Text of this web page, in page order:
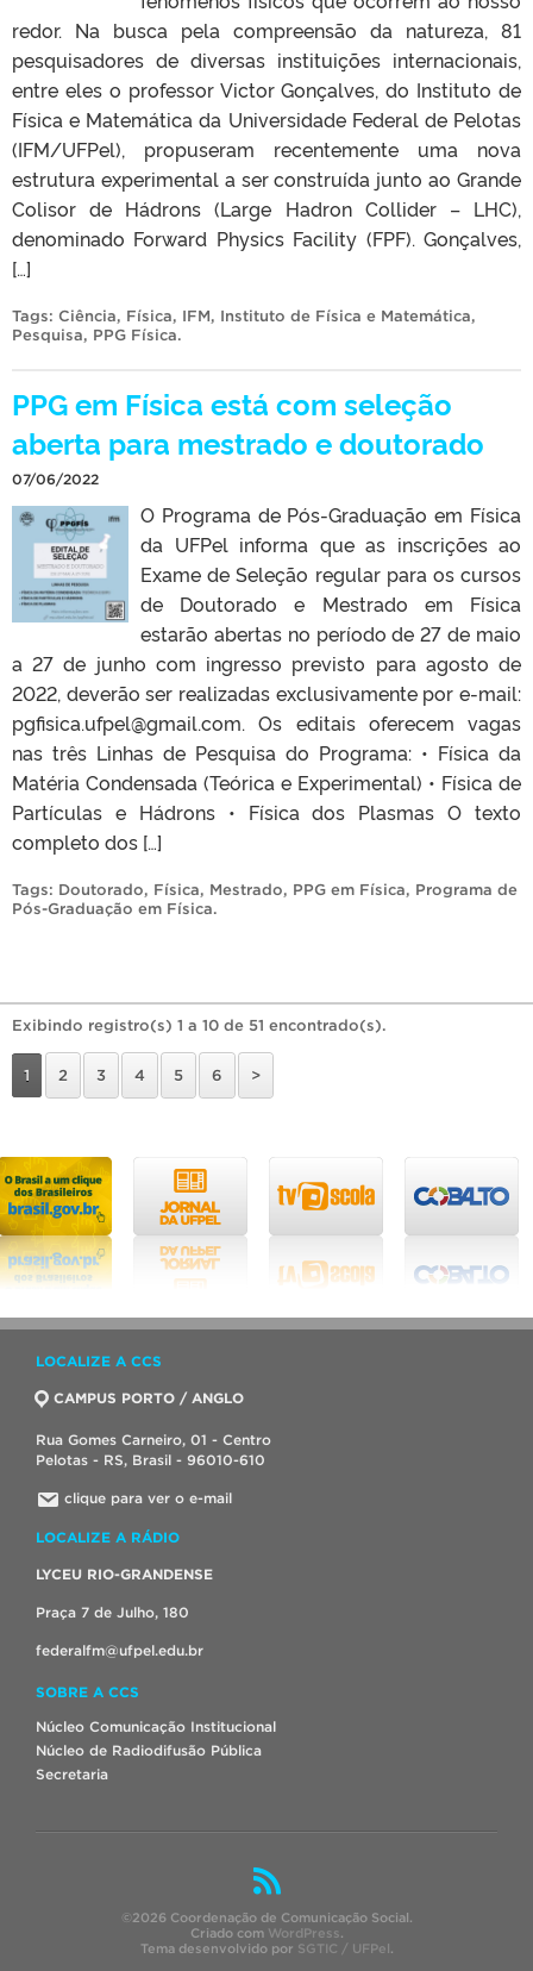
redor. Na busca pela compreensão da natureza, 81
pesquisadores de diversas instituições internacionais,
entre eles o professor Victor Gonçalves, do Instituto de
Física e Matemática da Universidade Federal de Pelotas
(IFM/UFPel), propuseram recentemente uma nova
estrutura experimental a ser construída junto ao Grande
Colisor de Hádrons (Large Hadron Collider – LHC),
denominado Forward Physics Facility (FPF). Gonçalves,
[…]
Tags: Ciência, Física, IFM, Instituto de Física e Matemática,
Pesquisa, PPG Física.
PPG em Física está com seleção
aberta para mestrado e doutorado
07/06/2022
O Programa de Pós-Graduação em Física
da UFPel informa que as inscrições ao
Exame de Seleção regular para os cursos
de Doutorado e Mestrado em Física
estarão abertas no período de 27 de maio
a 27 de junho com ingresso previsto para agosto de
2022, deverão ser realizadas exclusivamente por e-mail:
pgfisica.ufpel@gmail.com. Os editais oferecem vagas
nas três Linhas de Pesquisa do Programa: • Física da
Matéria Condensada (Teórica e Experimental) • Física de
Partículas e Hádrons • Física dos Plasmas O texto
completo dos […]
Tags: Doutorado, Física, Mestrado, PPG em Física, Programa de
Pós-Graduação em Física.
Exibindo registro(s) 1 a 10 de 51 encontrado(s).
1 2 3 4 5 6 >
LOCALIZE A CCS
CAMPUS PORTO / ANGLO
Rua Gomes Carneiro, 01 - Centro
Pelotas - RS, Brasil - 96010-610
clique para ver o e-mail
LOCALIZE A RÁDIO
LYCEU RIO-GRANDENSE
Praça 7 de Julho, 180
federalfm@ufpel.edu.br
SOBRE A CCS
Núcleo Comunicação Institucional
Núcleo de Radiodifusão Pública
Secretaria
©2026 Coordenação de Comunicação Social.
Criado com WordPress.
Tema desenvolvido por SGTIC / UFPel.